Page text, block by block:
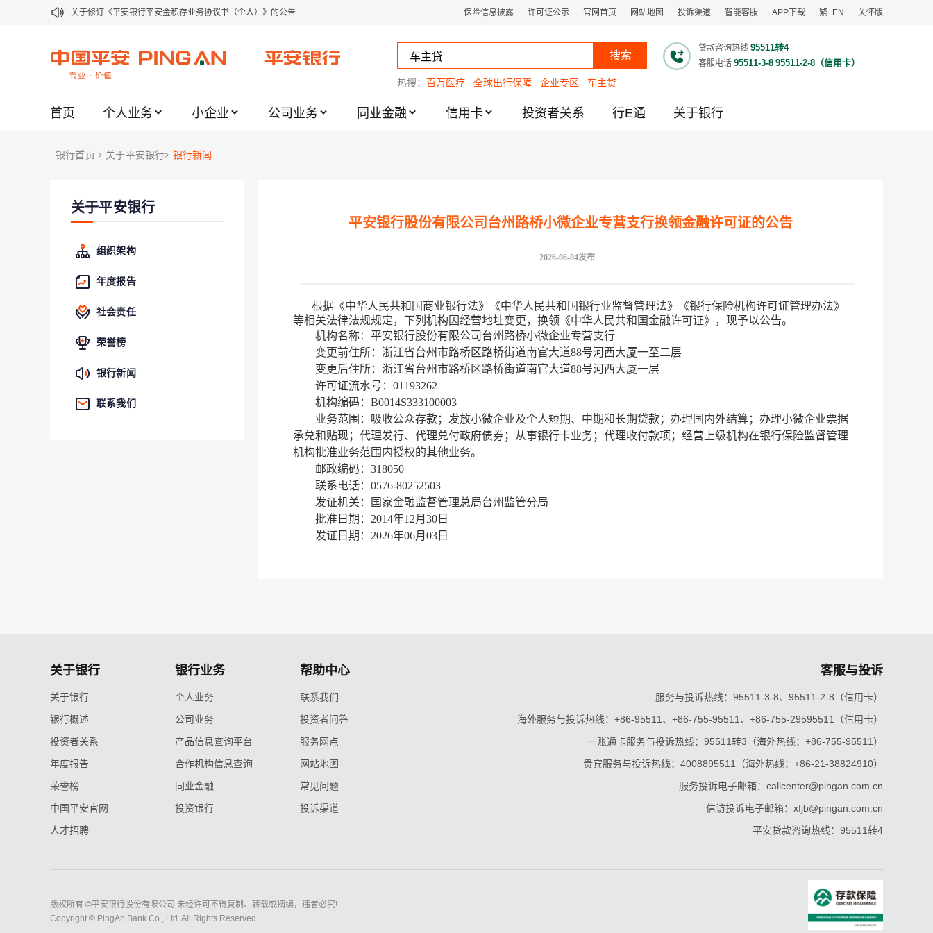
关于修订《平安银行平安金积存业务协议书（个人）》的公告
关于2021年劳动节期间代理贵金属业务风险提示的通知
关于加强代理贵金属业务风险防范的提示
关于进一步加强代理贵金属业务风险防范的提示
关于平安银行电子版信用卡更名为平安银行数字信用卡的公告
保险信息披露 许可证公示 官网首页 网站地图 投诉渠道 智能客服 APP下载 繁 EN 关怀版
搜索
贷款咨询热线 95511转4
客服电话 95511-3-8 95511-2-8（信用卡）
热搜： 百万医疗 全球出行保障 企业专区 车主贷
首页 个人业务 小企业 公司业务 同业金融 信用卡 投资者关系 行E通 关于银行
银行首页 > 关于平安银行> 银行新闻
关于平安银行
组织架构
年度报告
社会责任
荣誉榜
银行新闻
联系我们
平安银行股份有限公司台州路桥小微企业专营支行换领金融许可证的公告
2026-06-04发布
根据《中华人民共和国商业银行法》《中华人民共和国银行业监督管理法》《银行保险机构许可证管理办法》
等相关法律法规规定，下列机构因经营地址变更，换领《中华人民共和国金融许可证》，现予以公告。
机构名称：平安银行股份有限公司台州路桥小微企业专营支行
变更前住所：浙江省台州市路桥区路桥街道南官大道88号河西大厦一至二层
变更后住所：浙江省台州市路桥区路桥街道南官大道88号河西大厦一层
许可证流水号：01193262
机构编码：B0014S333100003
业务范围：吸收公众存款；发放小微企业及个人短期、中期和长期贷款；办理国内外结算；办理小微企业票据
承兑和贴现；代理发行、代理兑付政府债券；从事银行卡业务；代理收付款项；经营上级机构在银行保险监督管理
机构批准业务范围内授权的其他业务。
邮政编码：318050
联系电话：0576-80252503
发证机关：国家金融监督管理总局台州监管分局
批准日期：2014年12月30日
发证日期：2026年06月03日
关于银行
关于银行
银行概述
投资者关系
年度报告
荣誉榜
中国平安官网
人才招聘
银行业务
个人业务
公司业务
产品信息查询平台
合作机构信息查询
同业金融
投资银行
帮助中心
联系我们
投资者问答
服务网点
网站地图
常见问题
投诉渠道
客服与投诉
服务与投诉热线：95511-3-8、95511-2-8（信用卡）
海外服务与投诉热线：+86-95511、+86-755-95511、+86-755-29595511（信用卡）
一账通卡服务与投诉热线：95511转3（海外热线：+86-755-95511）
贵宾服务与投诉热线：4008895511（海外热线：+86-21-38824910）
服务投诉电子邮箱：callcenter@pingan.com.cn
信访投诉电子邮箱：xfjb@pingan.com.cn
平安贷款咨询热线：95511转4
版权所有 ©平安银行股份有限公司 未经许可不得复制、转载或摘编，违者必究!
Copyright © PingAn Bank Co., Ltd. All Rights Reserved